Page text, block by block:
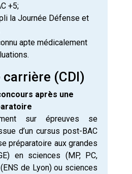
+5;
la Journée Défense et
apte médicalement
carrière (CDI)
après une
sur épreuves se
d’un cursus post-BAC
préparatoire aux grandes
en sciences (MP, PC,
de Lyon) ou sciences